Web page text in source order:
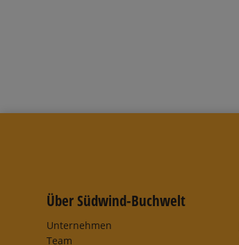
Über Südwind-Buchwelt
Unternehmen
Team